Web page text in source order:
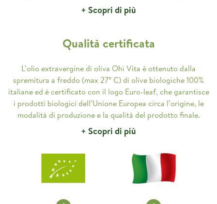
+ Scopri di più
Qualità certificata
L’olio extravergine di oliva Ohi Vita è ottenuto dalla
spremitura a freddo (max 27° C) di olive biologiche 100%
italiane ed è certificato con il logo Euro-leaf, che garantisce
i prodotti biologici dell’Unione Europea circa l’origine, le
modalità di produzione e la qualità del prodotto finale.
+ Scopri di più